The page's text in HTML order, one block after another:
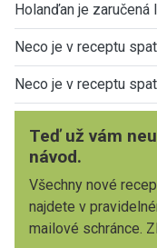
Holanďan je zaručená
Neco je v receptu
Neco je v receptu
Teď už vám
návod.
Všechny nové
najdete v
mailové schránce.